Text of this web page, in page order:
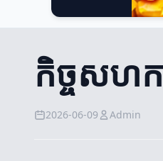
កិច្ចសហក
2026-06-09 Admin